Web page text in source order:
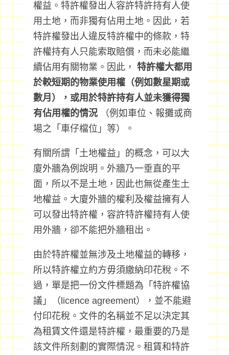
權益。特許權發出人容許特許持有人使
用土地，而非獨有佔用土地。因此，若
特許權發出人違反特許權中的條款，特
許權持有人只能索取賠償，而未必能繼
續佔用有關物業。因此， 特許權大都用
於較短期的物業使用權（例如數星期或
數月），或用於特許持有人並未獲得獨
有佔用權的情況（例如車位、報攤或商
場之「車仔檔位」等）。
有關所謂「土地權益」的概念，可以大
廈外牆為例說明。外牆乃一垂直的平
面，所以不是土地，因此也無從產生土
地權益。大廈外牆的權利及權益擁有人
可以發出特許權，容許特許權持有人使
用外牆，卻不能把外牆租出。
由於特許權並無涉及土地權益的轉移，
所以特許權立約方毋須繳納印花稅。不
過，單是把一份文件標題為「特許權協
議」（licence agreement），並不能避
付印花稅。文件的名稱並不足以決定其
為租賃文件還是特許權，最重要的乃是
該文件所刻劃的實際情況。租賃和特許